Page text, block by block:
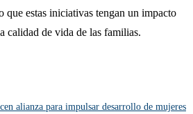
que estas iniciativas tengan un impacto
calidad de vida de las familias.
alianza para impulsar desarrollo de mujeres